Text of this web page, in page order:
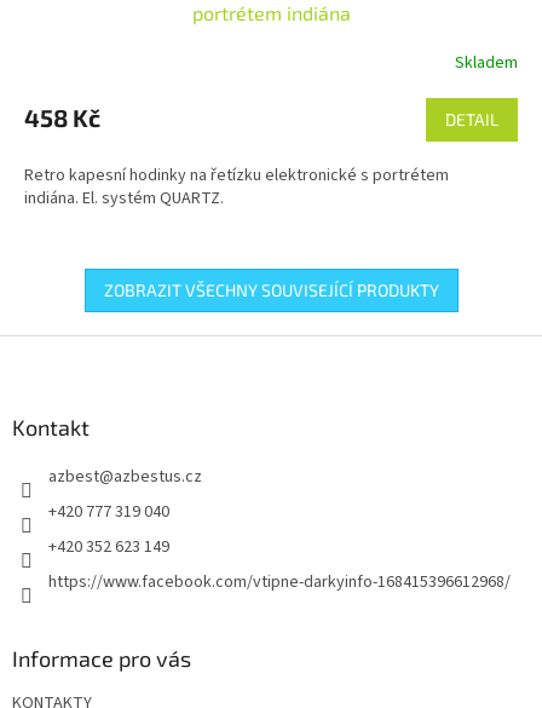
portrétem indiána
Skladem
458 Kč DETAIL
Retro kapesní hodinky na řetízku elektronické s portrétem
indiána. El. systém QUARTZ.
ZOBRAZIT VŠECHNY SOUVISEJÍCÍ PRODUKTY
Kontakt
azbest@azbestus.cz
+420 777 319 040
+420 352 623 149
https://www.facebook.com/vtipne-darkyinfo-168415396612968/
Informace pro vás